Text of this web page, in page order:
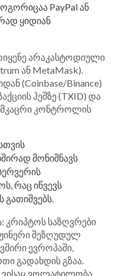
PayPal ან
ყიდიან
არაკასტოდიული
ან MetaMask).
(Coinbase/Binance)
ჰეშზე (TXID) და
მკაცრი კონტროლის
მონიშნავს
რაც იწვევს
გათიშვებს.
კრიპტოს საზღვრები
შეზღუდულ
ევროპაში,
გადახდის გზაა.
ვისაც ვოლატილობა